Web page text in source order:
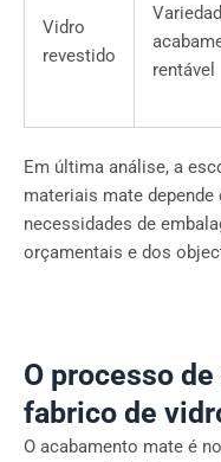
Vidro
revestido
rentável
Em última análise, a
materiais mate
necessidades de
orçamentais e dos
O processo
fabrico de
O acabamento mate é